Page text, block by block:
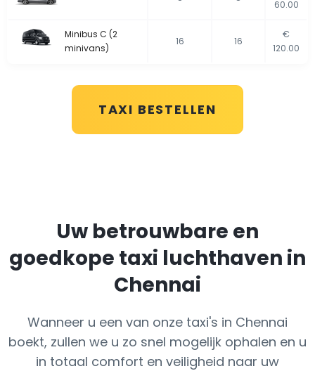
60.00
Minibus C (2
minivans)
16 16
€
120.00
TAXI BESTELLEN
Uw betrouwbare en
goedkope taxi luchthaven in
Chennai
Wanneer u een van onze taxi's in Chennai
boekt, zullen we u zo snel mogelijk ophalen en u
in totaal comfort en veiligheid naar uw